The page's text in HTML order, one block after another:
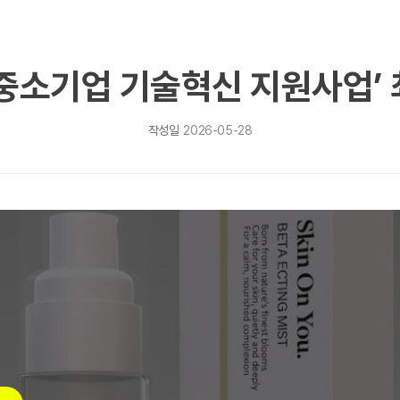
소기업 기술혁신 지원사업’
작성일 2026-05-28